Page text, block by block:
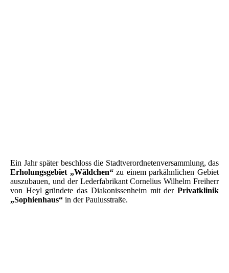
Ein Jahr später beschloss die Stadtverordnetenversammlung, das
Erholungsgebiet „Wäldchen“zu einem parkähnlichen Gebiet
auszubauen, und der Lederfabrikant Cornelius Wilhelm Freiherr
von Heyl gründete das Diakonissenheim mit der Privatklinik
„Sophienhaus“ in der Paulusstraße.